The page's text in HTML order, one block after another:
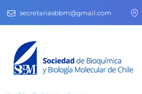
secretariasbbm@gmail.com